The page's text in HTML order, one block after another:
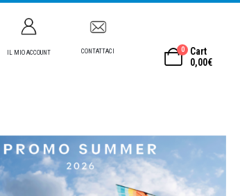
IL MIO ACCOUNT CONTATTACI 0
Cart
0,00€